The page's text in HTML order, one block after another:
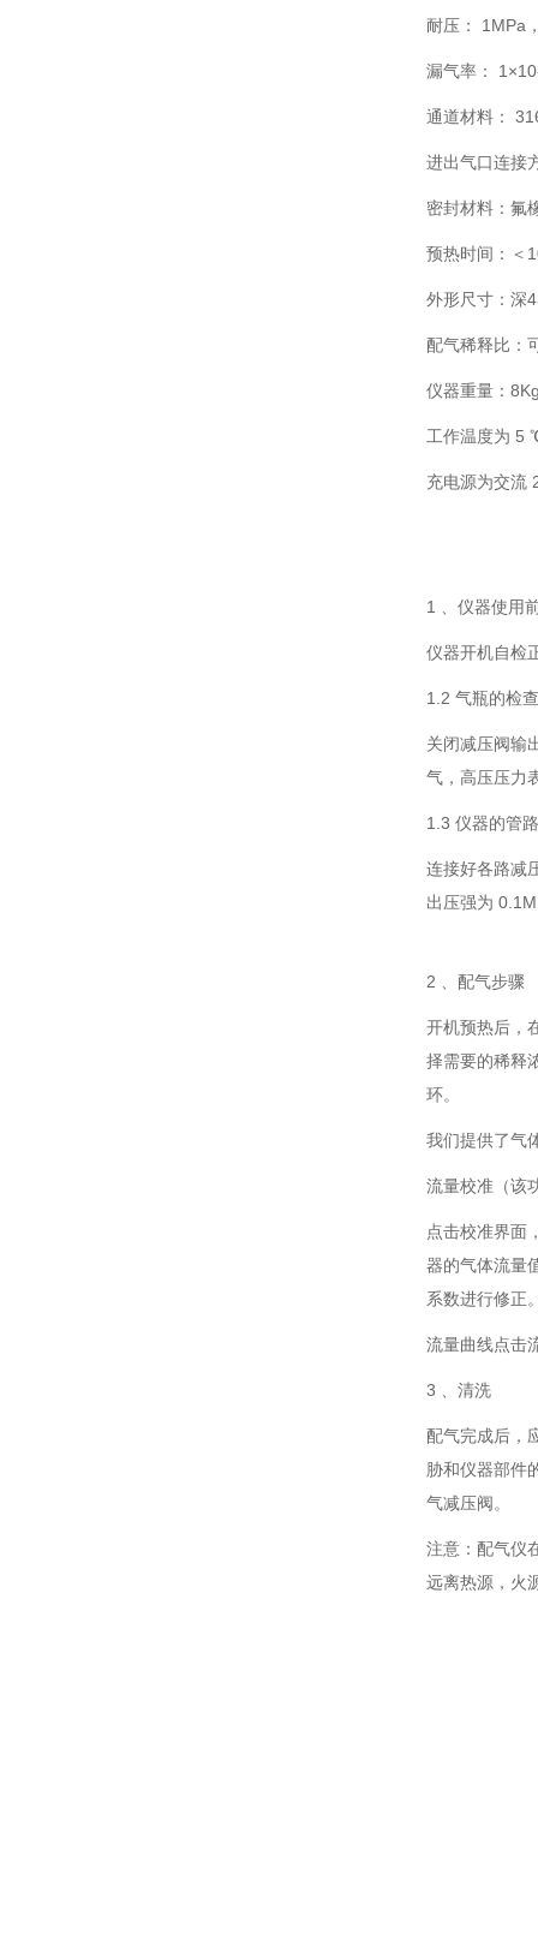
耐压： 1MPa
漏气率：
通道材料：
进出气口连接
密封材料：氟
预热时间：＜
外形尺寸：深
配气稀释比：
仪器重量：
工作温度为 5
充电源为交流
1 、仪器使用
仪器开机自检
1.2 气瓶的检查
关闭减压阀输
气，高压压力
1.3 仪器的管
连接好各路减
出压强为
2 、配气步骤
开机预热后，
择需要的稀释
环。
我们提供了气
流量校准（该
点击校准界面
器的气体流量
系数进行修正
流量曲线点击
3 、清洗
配气完成后，
胁和仪器部件
气减压阀。
注意：配气仪
远离热源，火